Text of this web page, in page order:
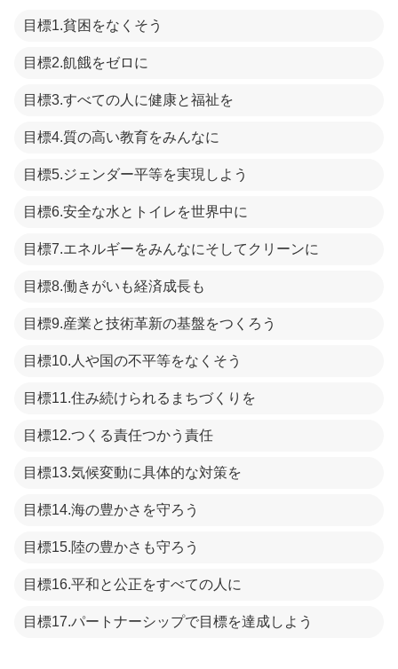
目標1.貧困をなくそう
目標2.飢餓をゼロに
目標3.すべての人に健康と福祉を
目標4.質の高い教育をみんなに
目標5.ジェンダー平等を実現しよう
目標6.安全な水とトイレを世界中に
目標7.エネルギーをみんなにそしてクリーンに
目標8.働きがいも経済成長も
目標9.産業と技術革新の基盤をつくろう
目標10.人や国の不平等をなくそう
目標11.住み続けられるまちづくりを
目標12.つくる責任つかう責任
目標13.気候変動に具体的な対策を
目標14.海の豊かさを守ろう
目標15.陸の豊かさも守ろう
目標16.平和と公正をすべての人に
目標17.パートナーシップで目標を達成しよう